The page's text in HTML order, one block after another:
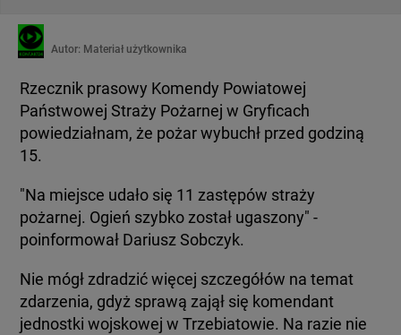
Autor: Materiał użytkownika
Rzecznik prasowy Komendy Powiatowej
Państwowej Straży Pożarnej w Gryficach
powiedziałnam, że pożar wybuchł przed godziną
15.
"Na miejsce udało się 11 zastępów straży
pożarnej. Ogień szybko został ugaszony" -
poinformował Dariusz Sobczyk.
Nie mógł zdradzić więcej szczegółów na temat
zdarzenia, gdyż sprawą zajął się komendant
jednostki wojskowej w Trzebiatowie. Na razie nie